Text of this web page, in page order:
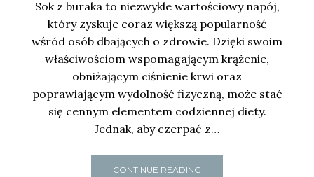
Sok z buraka to niezwykle wartościowy napój,
który zyskuje coraz większą popularność
wśród osób dbających o zdrowie. Dzięki swoim
właściwościom wspomagającym krążenie,
obniżającym ciśnienie krwi oraz
poprawiającym wydolność fizyczną, może stać
się cennym elementem codziennej diety.
Jednak, aby czerpać z…
CONTINUE READING